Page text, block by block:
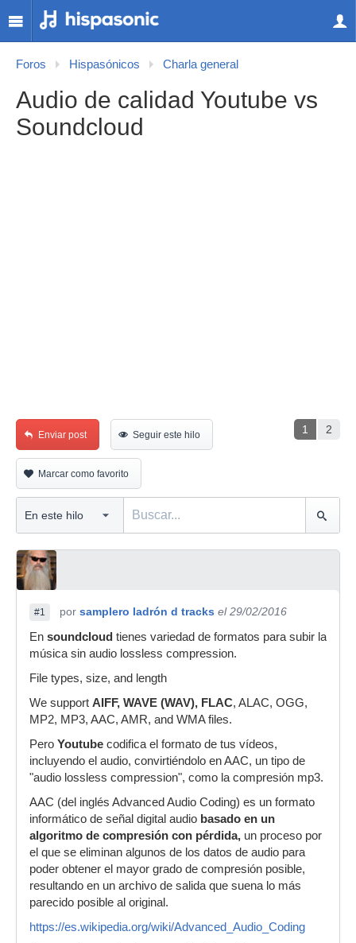
Foros Hispasónicos Charla general
Audio de calidad Youtube vs
Soundcloud
1 2
Enviar post Seguir este hilo
Marcar como favorito
#1 por samplero ladrón d tracks el 29/02/2016
En soundcloud tienes variedad de formatos para subir la
música sin audio lossless compression.
File types, size, and length
We support AIFF, WAVE (WAV), FLAC, ALAC, OGG,
MP2, MP3, AAC, AMR, and WMA files.
Pero Youtube codifica el formato de tus vídeos,
incluyendo el audio, convirtiéndolo en AAC, un tipo de
"audio lossless compression", como la compresión mp3.
AAC (del inglés Advanced Audio Coding) es un formato
informático de señal digital audio basado en un
algoritmo de compresión con pérdida, un proceso por
el que se eliminan algunos de los datos de audio para
poder obtener el mayor grado de compresión posible,
resultando en un archivo de salida que suena lo más
parecido posible al original.
https://es.wikipedia.org/wiki/Advanced_Audio_Coding